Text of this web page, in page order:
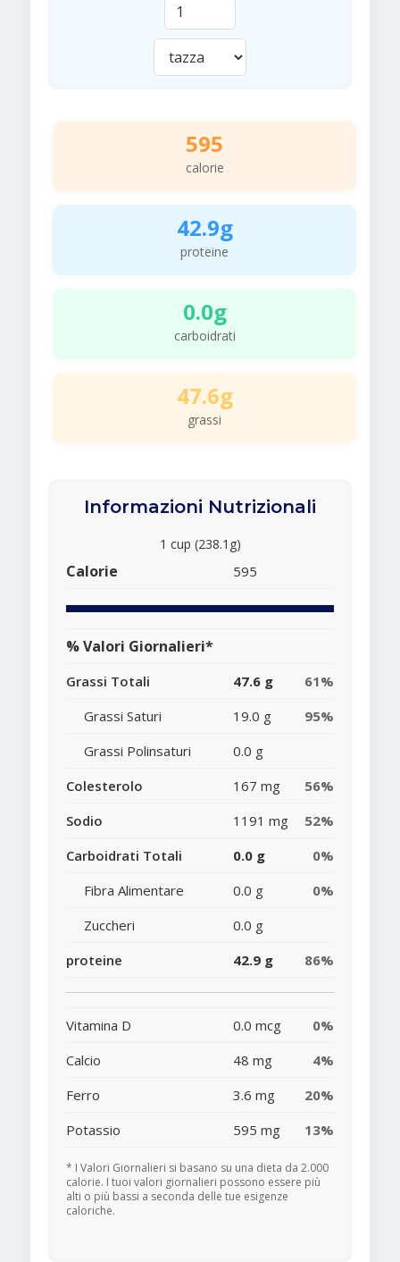
595
calorie
42.9g
proteine
0.0g
carboidrati
47.6g
grassi
Informazioni Nutrizionali
1 cup (238.1g)
Calorie 595
% Valori Giornalieri*
Grassi Totali 47.6 g
61%
Grassi Saturi
19.0 g
95%
Grassi Polinsaturi
0.0 g
Colesterolo
167 mg
56%
Sodio
1191 mg
52%
Carboidrati Totali
0.0 g
0%
Fibra Alimentare
0.0 g
0%
Zuccheri
0.0 g
proteine
42.9 g 86%
Vitamina D 0.0 mcg
0%
Calcio
48 mg
4%
Ferro
3.6 mg
20%
Potassio
595 mg 13%
* I Valori Giornalieri si basano su una dieta da 2.000
calorie. I tuoi valori giornalieri possono essere più
alti o più bassi a seconda delle tue esigenze
caloriche.